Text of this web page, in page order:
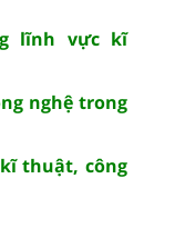
lĩnh vực kĩ
nghệ trong
thuật, công